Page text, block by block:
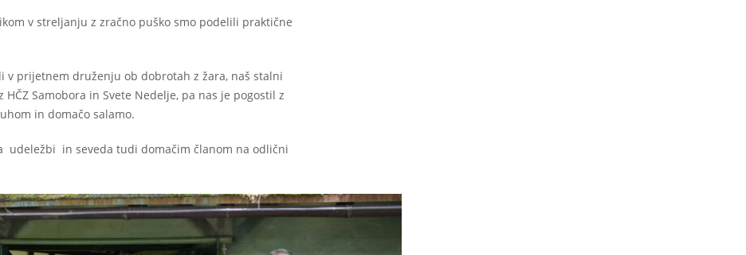
v streljanju z zračno puško smo podelili praktične
v prijetnem druženju ob dobrotah z žara, naš stalni
Samobora in Svete Nedelje, pa nas je pogostil z
in domačo salamo.
udeležbi in seveda tudi domačim članom na odlični